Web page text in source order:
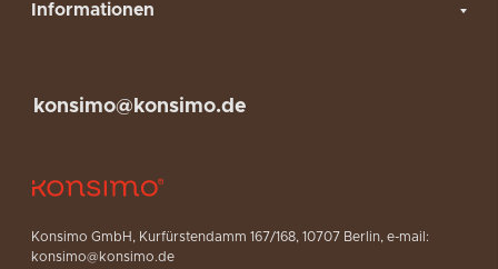
Informationen
Konsimo GmbH, Kurfürstendamm 167/168, 10707 Berlin, e-mail:
konsimo@konsimo.de
konsimo@konsimo.de